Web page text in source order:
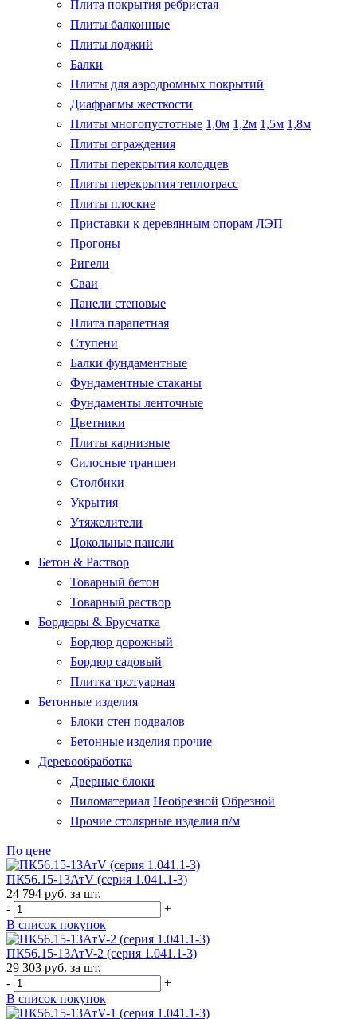
Плита покрытия ребристая
Плиты балконные
Плиты лоджий
Балки
Плиты для аэродромных покрытий
Диафрагмы жесткости
Плиты многопустотные 1,0м 1,2м 1,5м 1,8м
Плиты ограждения
Плиты перекрытия колодцев
Плиты перекрытия теплотрасс
Плиты плоские
Приставки к деревянным опорам ЛЭП
Прогоны
Ригели
Сваи
Панели стеновые
Плита парапетная
Ступени
Балки фундаментные
Фундаментные стаканы
Фундаменты ленточные
Цветники
Плиты карнизные
Силосные траншеи
Столбики
Укрытия
Утяжелители
Цокольные панели
Бетон & Раствор
Товарный бетон
Товарный раствор
Бордюры & Брусчатка
Бордюр дорожный
Бордюр садовый
Плитка тротуарная
Бетонные изделия
Блоки стен подвалов
Бетонные изделия прочие
Деревообработка
Дверные блоки
Пиломатериал Необрезной Обрезной
Прочие столярные изделия п/м
По цене
ПК56.15-13АтV (серия 1.041.1-3)
24 794 руб. за шт.
-
+
В список покупок
ПК56.15-13АтV-2 (серия 1.041.1-3)
29 303 руб. за шт.
-
+
В список покупок